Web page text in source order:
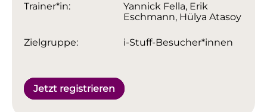
Trainer*in:
Yannick Fella, Erik
Eschmann, Hülya Atasoy
Zielgruppe: i-Stuff-Besucher*innen
Jetzt registrieren